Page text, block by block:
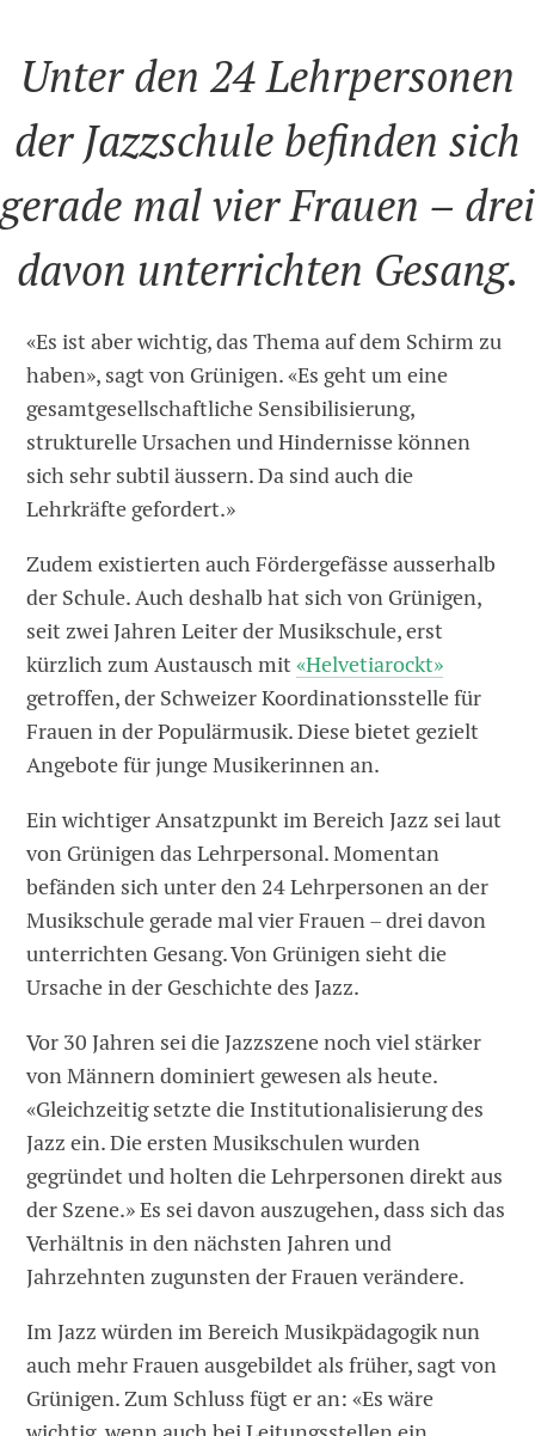
Unter den 24 Lehrpersonen
der Jazzschule befinden sich
gerade mal vier Frauen – drei
davon unterrichten Gesang.
«Es ist aber wichtig, das Thema auf dem Schirm zu
haben», sagt von Grünigen. «Es geht um eine
gesamtgesellschaftliche Sensibilisierung,
strukturelle Ursachen und Hindernisse können
sich sehr subtil äussern. Da sind auch die
Lehrkräfte gefordert.»
Zudem existierten auch Fördergefässe ausserhalb
der Schule. Auch deshalb hat sich von Grünigen,
seit zwei Jahren Leiter der Musikschule, erst
kürzlich zum Austausch mit«Helvetiarockt»
getroffen, der Schweizer Koordinationsstelle für
Frauen in der Populärmusik. Diese bietet gezielt
Angebote für junge Musikerinnen an.
Ein wichtiger Ansatzpunkt im Bereich Jazz sei laut
von Grünigen das Lehrpersonal. Momentan
befänden sich unter den 24 Lehrpersonen an der
Musikschule gerade mal vier Frauen – drei davon
unterrichten Gesang. Von Grünigen sieht die
Ursache in der Geschichte des Jazz.
Vor 30 Jahren sei die Jazzszene noch viel stärker
von Männern dominiert gewesen als heute.
«Gleichzeitig setzte die Institutionalisierung des
Jazz ein. Die ersten Musikschulen wurden
gegründet und holten die Lehrpersonen direkt aus
der Szene.» Es sei davon auszugehen, dass sich das
Verhältnis in den nächsten Jahren und
Jahrzehnten zugunsten der Frauen verändere.
Im Jazz würden im Bereich Musikpädagogik nun
auch mehr Frauen ausgebildet als früher, sagt von
Grünigen. Zum Schluss fügt er an: «Es wäre